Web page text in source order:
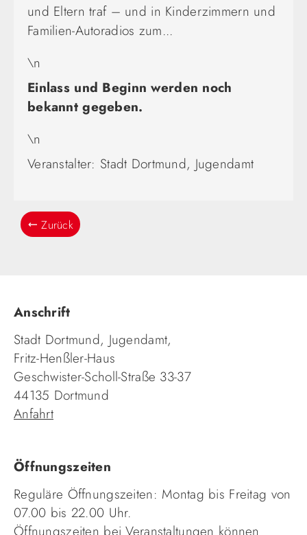
und Eltern traf – und in Kinderzimmern und
Familien-Autoradios zum...
\n
Einlass und Beginn werden noch
bekannt gegeben.
\n
Veranstalter: Stadt Dortmund, Jugendamt
Zurück
Anschrift
Stadt Dortmund, Jugendamt,
Fritz-Henßler-Haus
Geschwister-Scholl-Straße 33-37
44135 Dortmund
Anfahrt
Öffnungszeiten
Reguläre Öffnungszeiten: Montag bis Freitag von
07.00 bis 22.00 Uhr.